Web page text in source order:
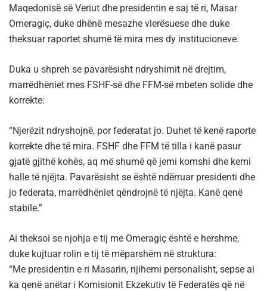
Maqedonisë së Veriut dhe presidentin e saj të ri, Masar
Omeragiç, duke dhënë mesazhe vlerësuese dhe duke
theksuar raportet shumë të mira mes dy institucioneve.
Duka u shpreh se pavarësisht ndryshimit në drejtim,
marrëdhëniet mes FSHF-së dhe FFM-së mbeten solide dhe
korrekte:
“Njerëzit ndryshojnë, por federatat jo. Duhet të kenë raporte
korrekte dhe të mira. FSHF dhe FFM të tilla i kanë pasur
gjatë gjithë kohës, aq më shumë që jemi komshi dhe kemi
halle të njëjta. Pavarësisht se është ndërruar presidenti dhe
jo federata, marrëdhëniet qëndrojnë të njëjta. Kanë qenë
stabile.”
Ai theksoi se njohja e tij me Omeragiç është e hershme,
duke kujtuar rolin e tij të mëparshëm në struktura:
“Me presidentin e ri Masarin, njihemi personalisht, sepse ai
ka qenë anëtar i Komisionit Ekzekutiv të Federatës që në